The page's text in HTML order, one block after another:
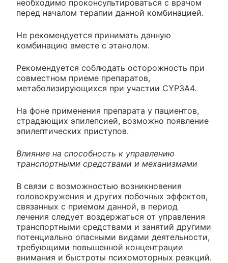
необходимо проконсультироваться с врачом
перед началом терапии данной комбинацией.
Не рекомендуется принимать данную
комбинацию вместе с этанолом.
Рекомендуется соблюдать осторожность при
совместном приеме препаратов,
метаболизирующихся при участии CYP3A4.
На фоне применения препарата у пациентов,
страдающих эпилепсией, возможно появление
эпилептических приступов.
Влияние на способность к управлению
транспортными средствами и механизмами
В связи с возможностью возникновения
головокружения и других побочных эффектов,
связанных с приемом данной, в период
лечения следует воздержаться от управления
транспортными средствами и занятий другими
потенциально опасными видами деятельности,
требующими повышенной концентрации
внимания и быстроты психомоторных реакций.